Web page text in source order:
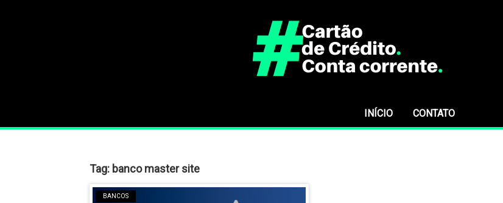
INÍCIO CONTATO
Tag: banco master site
BANCOS